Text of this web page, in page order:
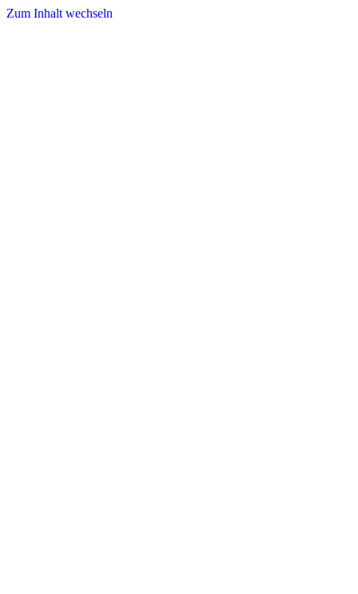
Zum Inhalt wechseln